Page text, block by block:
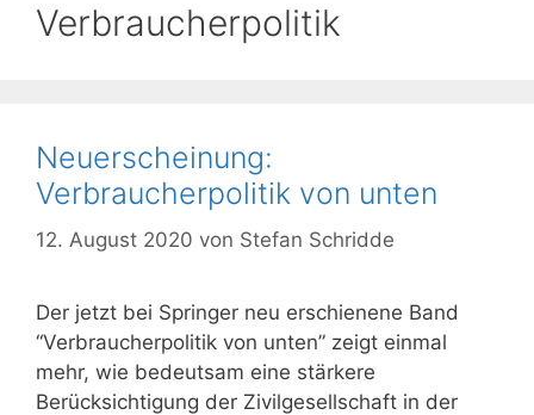
Verbraucherpolitik
Neuerscheinung:
Verbraucherpolitik von unten
12. August 2020 von Stefan Schridde
Der jetzt bei Springer neu erschienene Band
“Verbraucherpolitik von unten” zeigt einmal
mehr, wie bedeutsam eine stärkere
Berücksichtigung der Zivilgesellschaft in der